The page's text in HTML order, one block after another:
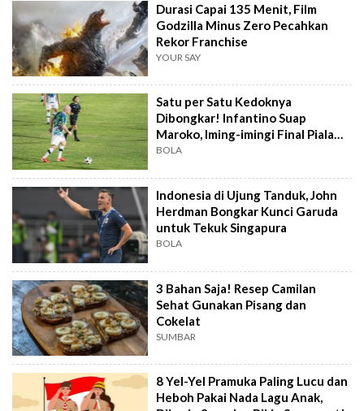
Durasi Capai 135 Menit, Film
Godzilla Minus Zero Pecahkan
Rekor Franchise
YOUR SAY
Satu per Satu Kedoknya
Dibongkar! Infantino Suap
Maroko, Iming-imingi Final Piala
Dunia
BOLA
Indonesia di Ujung Tanduk, John
Herdman Bongkar Kunci Garuda
untuk Tekuk Singapura
BOLA
3 Bahan Saja! Resep Camilan
Sehat Gunakan Pisang dan
Cokelat
SUMBAR
8 Yel-Yel Pramuka Paling Lucu dan
Heboh Pakai Nada Lagu Anak,